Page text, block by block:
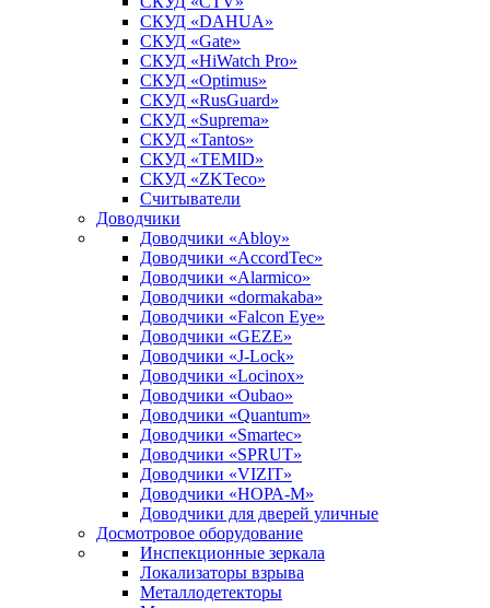
СКУД «DAHUA»
СКУД «Gate»
СКУД «HiWatch Pro»
СКУД «Optimus»
СКУД «RusGuard»
СКУД «Suprema»
СКУД «Tantos»
СКУД «TEMID»
СКУД «ZKTeco»
Считыватели
Доводчики
Доводчики «Abloy»
Доводчики «AccordTec»
Доводчики «Alarmico»
Доводчики «dormakaba»
Доводчики «Falcon Eye»
Доводчики «GEZE»
Доводчики «J-Lock»
Доводчики «Locinox»
Доводчики «Oubao»
Доводчики «Quantum»
Доводчики «Smartec»
Доводчики «SPRUT»
Доводчики «VIZIT»
Доводчики «НОРА-М»
Доводчики для дверей уличные
Досмотровое оборудование
Инспекционные зеркала
Локализаторы взрыва
Металлодетекторы